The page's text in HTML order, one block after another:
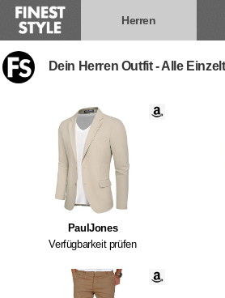
Herren
Dein Herren Outfit - Alle
PaulJones
Verfügbarkeit prüfen